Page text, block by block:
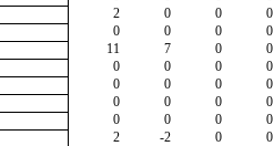
2 0 0 0
0 0 0 0
11 7 0 0
0 0 0 0
0 0 0 0
0 0 0 0
0 0 0 0
2 -2 0 0